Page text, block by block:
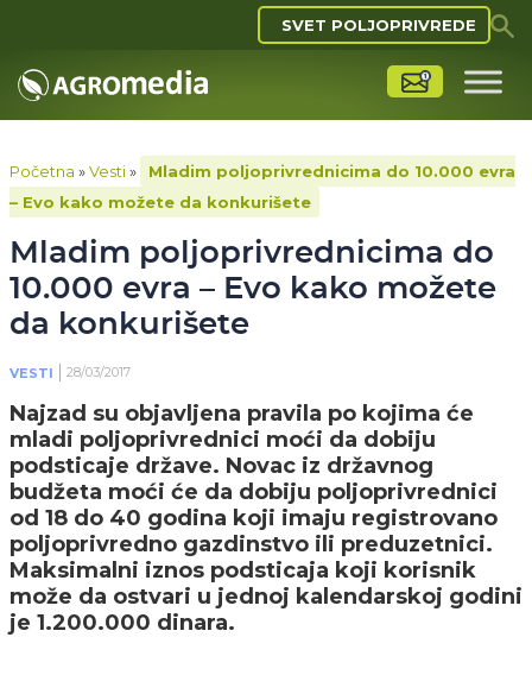
SVET POLJOPRIVREDE
Početna »Vesti»
Mladim poljoprivrednicima do 10.000 evra
– Evo kako možete da konkurišete
Mladim poljoprivrednicima do
10.000 evra – Evo kako možete
da konkurišete
VESTI 28/03/2017
Najzad su objavljena pravila po kojima će
mladi poljoprivrednici moći da dobiju
podsticaje države. Novac iz državnog
budžeta moći će da dobiju poljoprivrednici
od 18 do 40 godina koji imaju registrovano
poljoprivredno gazdinstvo ili preduzetnici.
Maksimalni iznos podsticaja koji korisnik
može da ostvari u jednoj kalendarskoj godini
je 1.200.000 dinara.